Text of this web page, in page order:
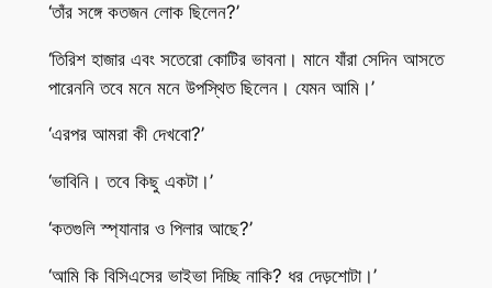
‘তাঁর সঙ্গে কতজন লোক ছিলেন?’
‘তিরিশ হাজার এবং সতেরো কোটির ভাবনা। মানে যাঁরা সেদিন আসতে
পারেননি তবে মনে মনে উপস্থিত ছিলেন। যেমন আমি।’
‘এরপর আমরা কী দেখবো?’
‘ভাবিনি। তবে কিছু একটা।’
‘কতগুলি স্প্যানার ও পিলার আছে?’
‘আমি কি বিসিএসের ভাইভা দিচ্ছি নাকি? ধর দেড়শোটা।’